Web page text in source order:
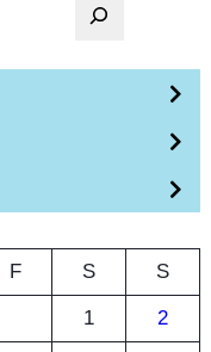
F S S
1 2